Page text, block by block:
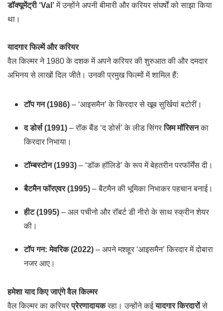
डॉक्यूमेंट्री ‘Val’में उन्होंने अपनी बीमारी और करियर संघर्षों को साझा किया
था।
यादगार फिल्में और करियर
वैल किल्मर ने 1980 के दशक में अपने करियर की शुरुआत की और दमदार
अभिनय से लाखों दिल जीते। उनकी प्रमुख फिल्मों में शामिल हैं:
टॉप गन (1986)– ‘आइसमैन’ के किरदार से खूब सुर्खियां बटोरीं।
द डोर्स (1991)– रॉक बैंड ‘द डोर्स’ के लीड सिंगरजिम मॉरिसनका
किरदार निभाया।
टॉम्बस्टोन (1993)– ‘डॉक हॉलिडे’ के रूप में बेहतरीन परफॉर्मेंस दी।
बैटमैन फॉरएवर (1995)– बैटमैन की भूमिका निभाकर पहचान बनाई।
हीट (1995)– अल पचीनो और रॉबर्ट डी नीरो के साथ स्क्रीन शेयर
की।
टॉप गन: मेवरिक (2022)– अपने मशहूर ‘आइसमैन’ किरदार में दोबारा
नजर आए।
हमेशा याद किए जाएंगे वैल किल्मर
वैल किल्मर का करियरप्रेरणादायकरहा। उन्होंने कईयादगार किरदारोंसे